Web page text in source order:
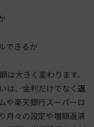
できるか
は大きく変わります。
は、金利だけでなく 返
や楽天銀行スーパーロ
月々の設定や増額返済